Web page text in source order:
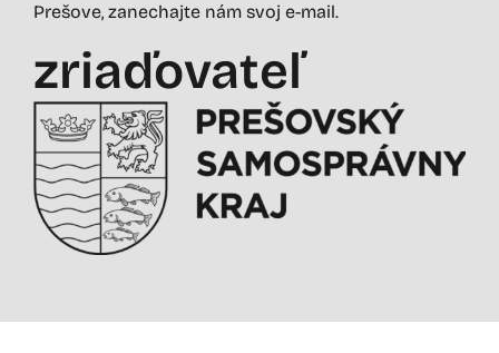
Prešove, zanechajte nám svoj e-mail.
zriaďovateľ